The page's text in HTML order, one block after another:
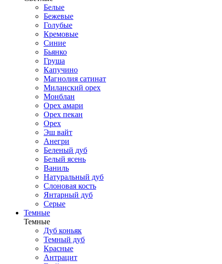
Белые
Бежевые
Голубые
Кремовые
Синие
Бьянко
Груша
Капучино
Магнолия сатинат
Миланский орех
Монблан
Орех амари
Орех пекан
Орех
Эш вайт
Анегри
Беленый дуб
Белый ясень
Ваниль
Натуральный дуб
Слоновая кость
Янтарный дуб
Серые
Темные
Темные
Дуб коньяк
Темный дуб
Красные
Антрацит